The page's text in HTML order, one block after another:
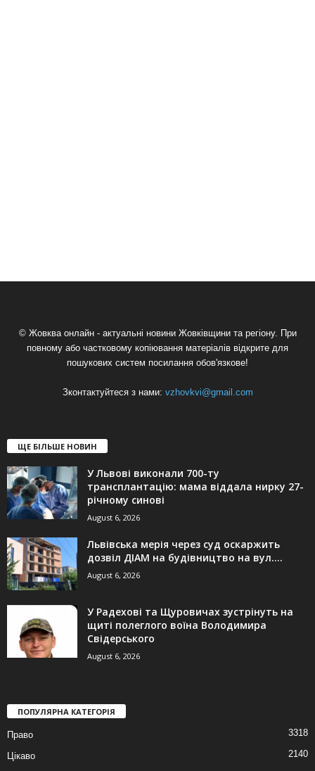
© Жовква онлайн - актуальні новини Жовківщини та регіону. При
повному або частковому копіювання матеріалів відкрите для
пошукових систем посилання обов'язкове!
Зконтактуйтеся з нами: vzhovkvi@gmail.com
ЩЕ БІЛЬШЕ НОВИН
У Львові виконали 700-ту
трансплантацію: мама віддала нирку 27-
річному синові
August 6, 2026
Львівська мерія через суд оскаржить
дозвіл ДІАМ на будівництво на вул....
August 6, 2026
У Радехові та Щуровичах зустрінуть на
щиті полеглого воїна Володимира
Свідерського
August 6, 2026
ПОПУЛЯРНА КАТЕГОРІЯ
Право 3318
Цікаво
2140